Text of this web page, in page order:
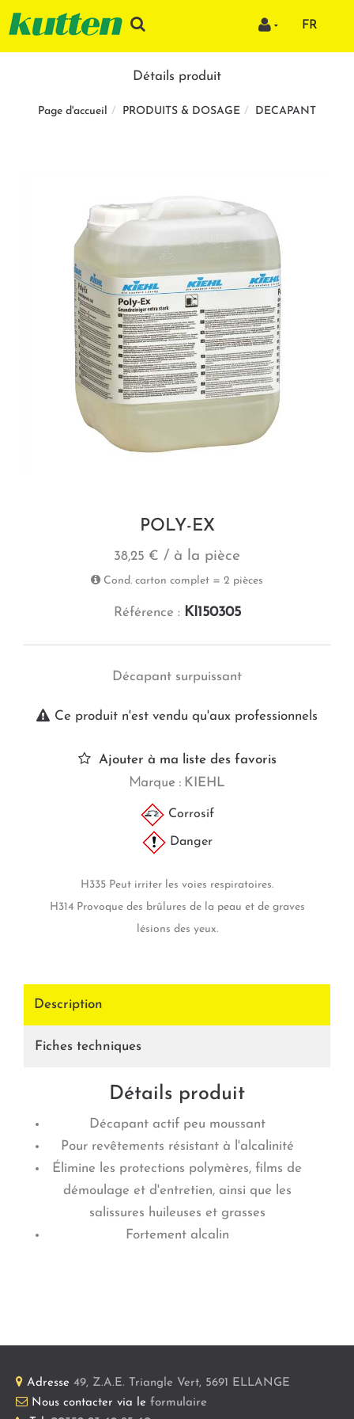
FR
Détails produit
Page d'accueil PRODUITS & DOSAGE DECAPANT
POLY-EX
38,25 € / à la pièce
Cond. carton complet = 2 pièces
Référence : KI150305
Décapant surpuissant
Ce produit n'est vendu qu'aux professionnels
Ajouter à ma liste des favoris
Marque : KIEHL
Corrosif
Danger
H335 Peut irriter les voies respiratoires.
H314 Provoque des brûlures de la peau et de graves
lésions des yeux.
Description
Fiches techniques
Détails produit
Décapant actif peu moussant
Pour revêtements résistant à l'alcalinité
Élimine les protections polymères, films de
démoulage et d'entretien, ainsi que les
salissures huileuses et grasses
Fortement alcalin
Adresse 49, Z.A.E. Triangle Vert, 5691 ELLANGE
Nous contacter via le formulaire